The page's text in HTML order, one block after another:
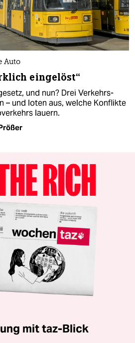
Auto
eingelöst“
und nun? Drei Verkehrs-
– und loten aus, welche Konflikte
lauern.
mit taz-Blick